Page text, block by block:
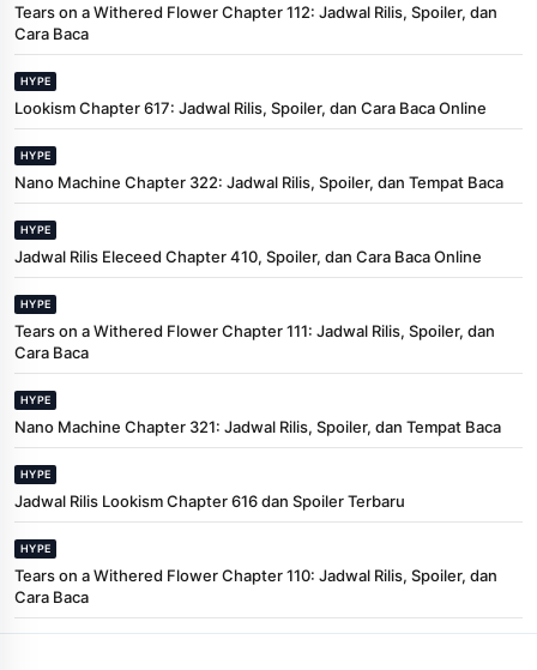
Tears on a Withered Flower Chapter 112: Jadwal Rilis, Spoiler, dan
Cara Baca
HYPE
Lookism Chapter 617: Jadwal Rilis, Spoiler, dan Cara Baca Online
HYPE
Nano Machine Chapter 322: Jadwal Rilis, Spoiler, dan Tempat Baca
HYPE
Jadwal Rilis Eleceed Chapter 410, Spoiler, dan Cara Baca Online
HYPE
Tears on a Withered Flower Chapter 111: Jadwal Rilis, Spoiler, dan
Cara Baca
HYPE
Nano Machine Chapter 321: Jadwal Rilis, Spoiler, dan Tempat Baca
HYPE
Jadwal Rilis Lookism Chapter 616 dan Spoiler Terbaru
HYPE
Tears on a Withered Flower Chapter 110: Jadwal Rilis, Spoiler, dan
Cara Baca